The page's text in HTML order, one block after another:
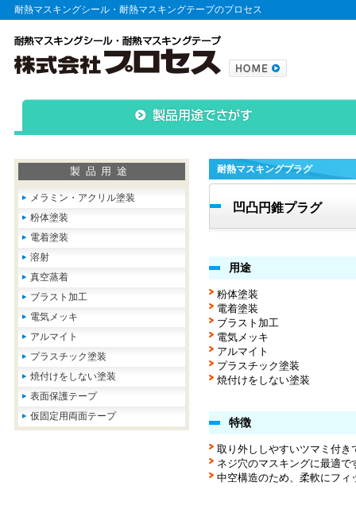
耐熱マスキングシール・耐熱マスキングテープのプロセス
製品用途
メラミン・アクリル塗装
粉体塗装
電着塗装
溶射
真空蒸着
ブラスト加工
電気メッキ
アルマイト
プラスチック塗装
焼付けをしない塗装
表面保護テープ
仮固定用両面テープ
耐熱マスキングプラグ
凹凸円錐プラグ
用途
粉体塗装
電着塗装
ブラスト加工
電気メッキ
アルマイト
プラスチック塗装
焼付けをしない塗装
特徴
取り外ししやすいツマミ付き
ネジ穴のマスキングに最適で
中空構造のため、柔軟にフィ